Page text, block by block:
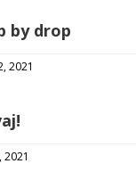
by drop
2021
2021